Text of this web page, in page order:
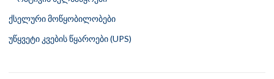
ქსელური მოწყობილობები
უწყვეტი კვების წყაროები (UPS)